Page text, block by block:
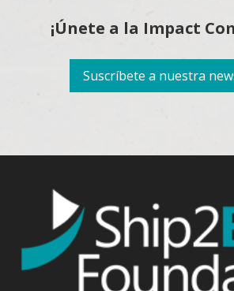
¡Únete a la Impact
Suscríbete a nuestra